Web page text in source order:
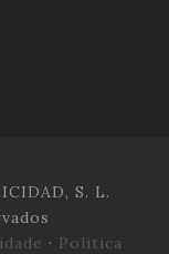
S. L.
· Política